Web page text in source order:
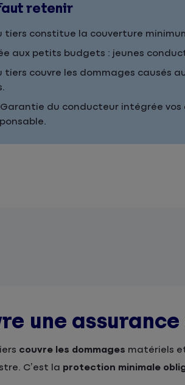
retenir
tiers constitue la couverture
aux petits budgets : jeunes
tiers couvre les dommages causés
du conducteur intégrée vos
une
couvre les dommages matériels
C’est la protection minimale